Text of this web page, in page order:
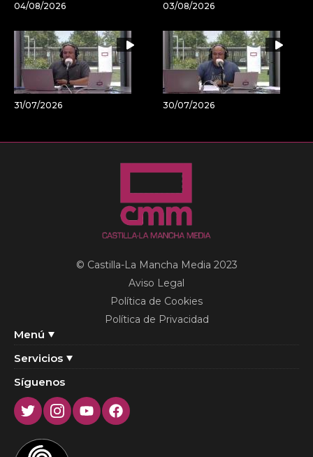
04/08/2026 03/08/2026
31/07/2026 30/07/2026
Menú
Servicios
© Castilla-La Mancha Media 2023
Aviso Legal
Política de Cookies
Política de Privacidad
Síguenos
TwitterInstagram
YoutubeFacebook